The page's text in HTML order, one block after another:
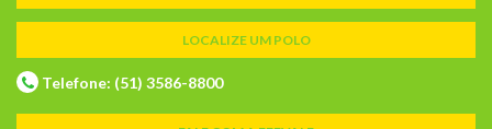
LOCALIZE UM POLO
Telefone: (51) 3586-8800